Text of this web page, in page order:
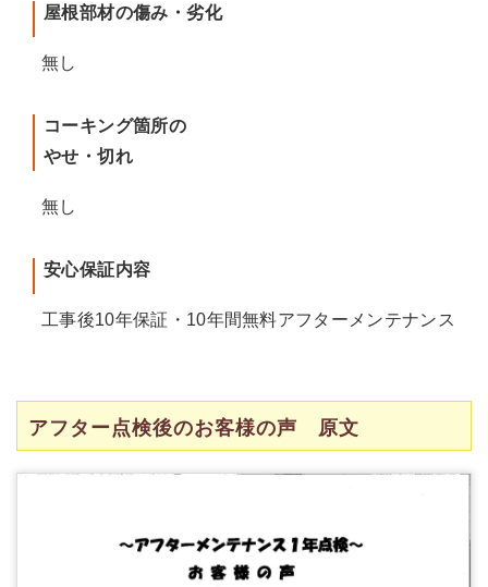
屋根部材の傷み・劣化
無し
コーキング箇所の
やせ・切れ
無し
安心保証内容
工事後10年保証・10年間無料アフターメンテナンス
アフター点検後のお客様の声 原文